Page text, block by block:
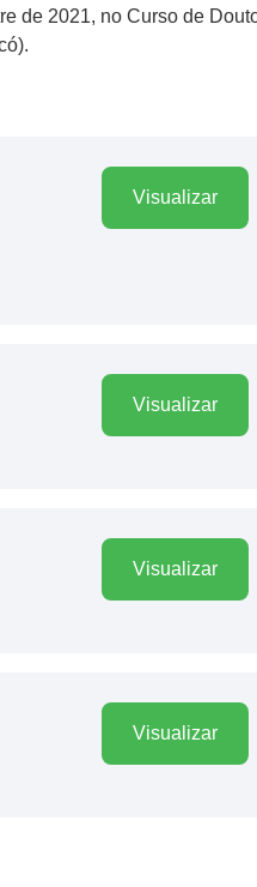
de 2021, no Curso de
Visualizar
Visualizar
Visualizar
Visualizar